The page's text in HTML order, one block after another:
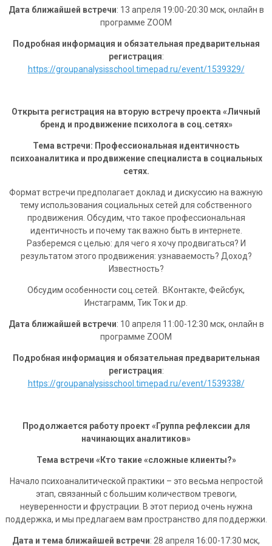
Дата ближайшей встречи: 13 апреля 19:00-20:30 мск, онлайн в
программе ZOOM
Подробная информация и обязательная предварительная
регистрация:
https://groupanalysisschool.timepad.ru/event/1539329/
Открыта регистрация на вторую встречу проекта «Личный
бренд и продвижение психолога в соц.сетях»
Тема встречи: Профессиональная идентичность
психоаналитика и продвижение специалиста в социальных
сетях.
Формат встречи предполагает доклад и дискуссию на важную
тему использования социальных сетей для собственного
продвижения. Обсудим, что такое профессиональная
идентичность и почему так важно быть в интернете.
Разберемся с целью: для чего я хочу продвигаться? И
результатом этого продвижения: узнаваемость? Доход?
Известность?
Обсудим особенности соц.сетей. ВКонтакте, Фейсбук,
Инстаграмм, Тик Ток и др.
Дата ближайшей встречи: 10 апреля 11:00-12:30 мск, онлайн в
программе ZOOM
Подробная информация и обязательная предварительная
регистрация:
https://groupanalysisschool.timepad.ru/event/1539338/
Продолжается работу проект «Группа рефлексии для
начинающих аналитиков»
Тема встречи «Кто такие «сложные клиенты?»
Начало психоаналитической практики – это весьма непростой
этап, связанный с большим количеством тревоги,
неуверенности и фрустрации. В этот период очень нужна
поддержка, и мы предлагаем вам пространство для поддержки.
Дата и тема ближайшей встречи: 28 апреля 16:00-17:30 мск,